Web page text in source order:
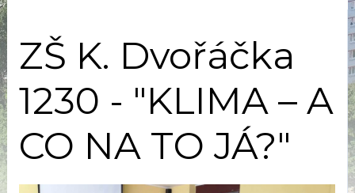
ZŠ K. Dvořáčka
1230 - "KLIMA – A
CO NA TO JÁ?"